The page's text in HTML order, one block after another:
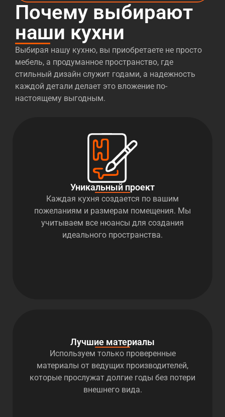
Почему выбирают
наши кухни
Выбирая нашу кухню, вы приобретаете не просто
мебель, а продуманное пространство, где
стильный дизайн служит годами, а надежность
каждой детали делает это вложение по-
настоящему выгодным.
Уникальный проект
Каждая кухня создается по вашим
пожеланиям и размерам помещения. Мы
учитываем все нюансы для создания
идеального пространства.
Лучшие материалы
Используем только проверенные
материалы от ведущих производителей,
которые прослужат долгие годы без потери
внешнего вида.